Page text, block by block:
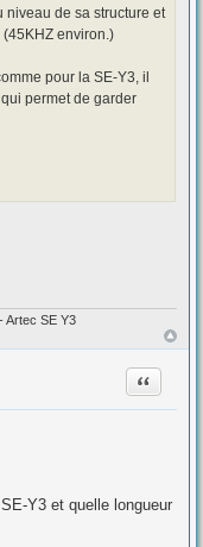
niveau de sa structure et
environ.)
pour la SE-Y3, il
permet de garder
Artec SE Y3
Citation
Y3 et quelle longueur